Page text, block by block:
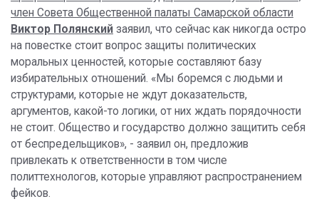
член Совета Общественной палаты Самарской области
Виктор Полянский заявил, что сейчас как никогда остро
на повестке стоит вопрос защиты политических
моральных ценностей, которые составляют базу
избирательных отношений. «Мы боремся с людьми и
структурами, которые не ждут доказательств,
аргументов, какой-то логики, от них ждать порядочности
не стоит. Общество и государство должно защитить себя
от беспредельщиков», - заявил он, предложив
привлекать к ответственности в том числе
политтехнологов, которые управляют распространением
фейков.